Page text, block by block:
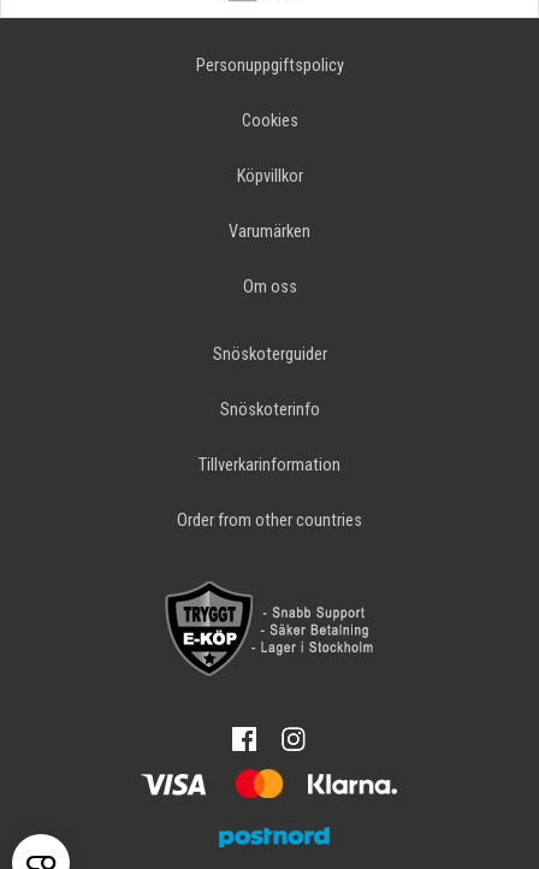
Personuppgiftspolicy
Cookies
Köpvillkor
Varumärken
Om oss
Snöskoterguider
Snöskoterinfo
Tillverkarinformation
Order from other countries